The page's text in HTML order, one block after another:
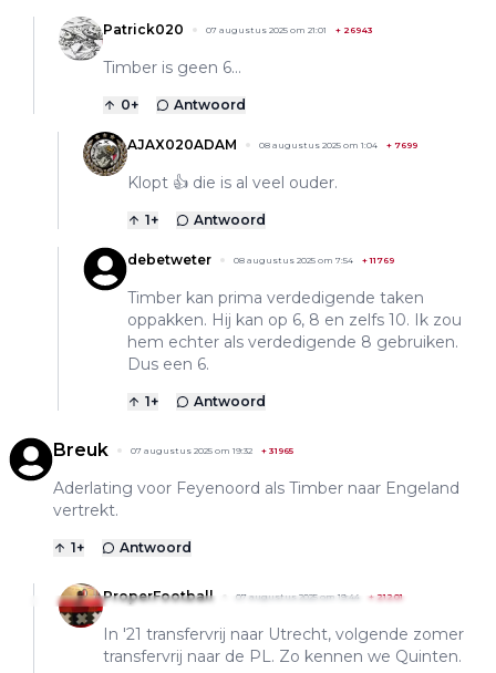
Patrick020 07 augustus 2025 om 21:01 + 26943
Timber is geen 6…
0+ Antwoord
AJAX020ADAM 08 augustus 2025 om 1:04 + 7699
Klopt 👍 die is al veel ouder.
1+ Antwoord
debetweter 08 augustus 2025 om 7:54 +11769
Timber kan prima verdedigende taken
oppakken. Hij kan op 6, 8 en zelfs 10. Ik zou
hem echter als verdedigende 8 gebruiken.
Dus een 6.
1+ Antwoord
Breuk 07 augustus 2025 om 19:32 + 31965
Aderlating voor Feyenoord als Timber naar Engeland
vertrekt.
1+ Antwoord
ProperFootball 07 augustus 2025 om 19:44 + 21201
In '21 transfervrij naar Utrecht, volgende zomer
transfervrij naar de PL. Zo kennen we Quinten.